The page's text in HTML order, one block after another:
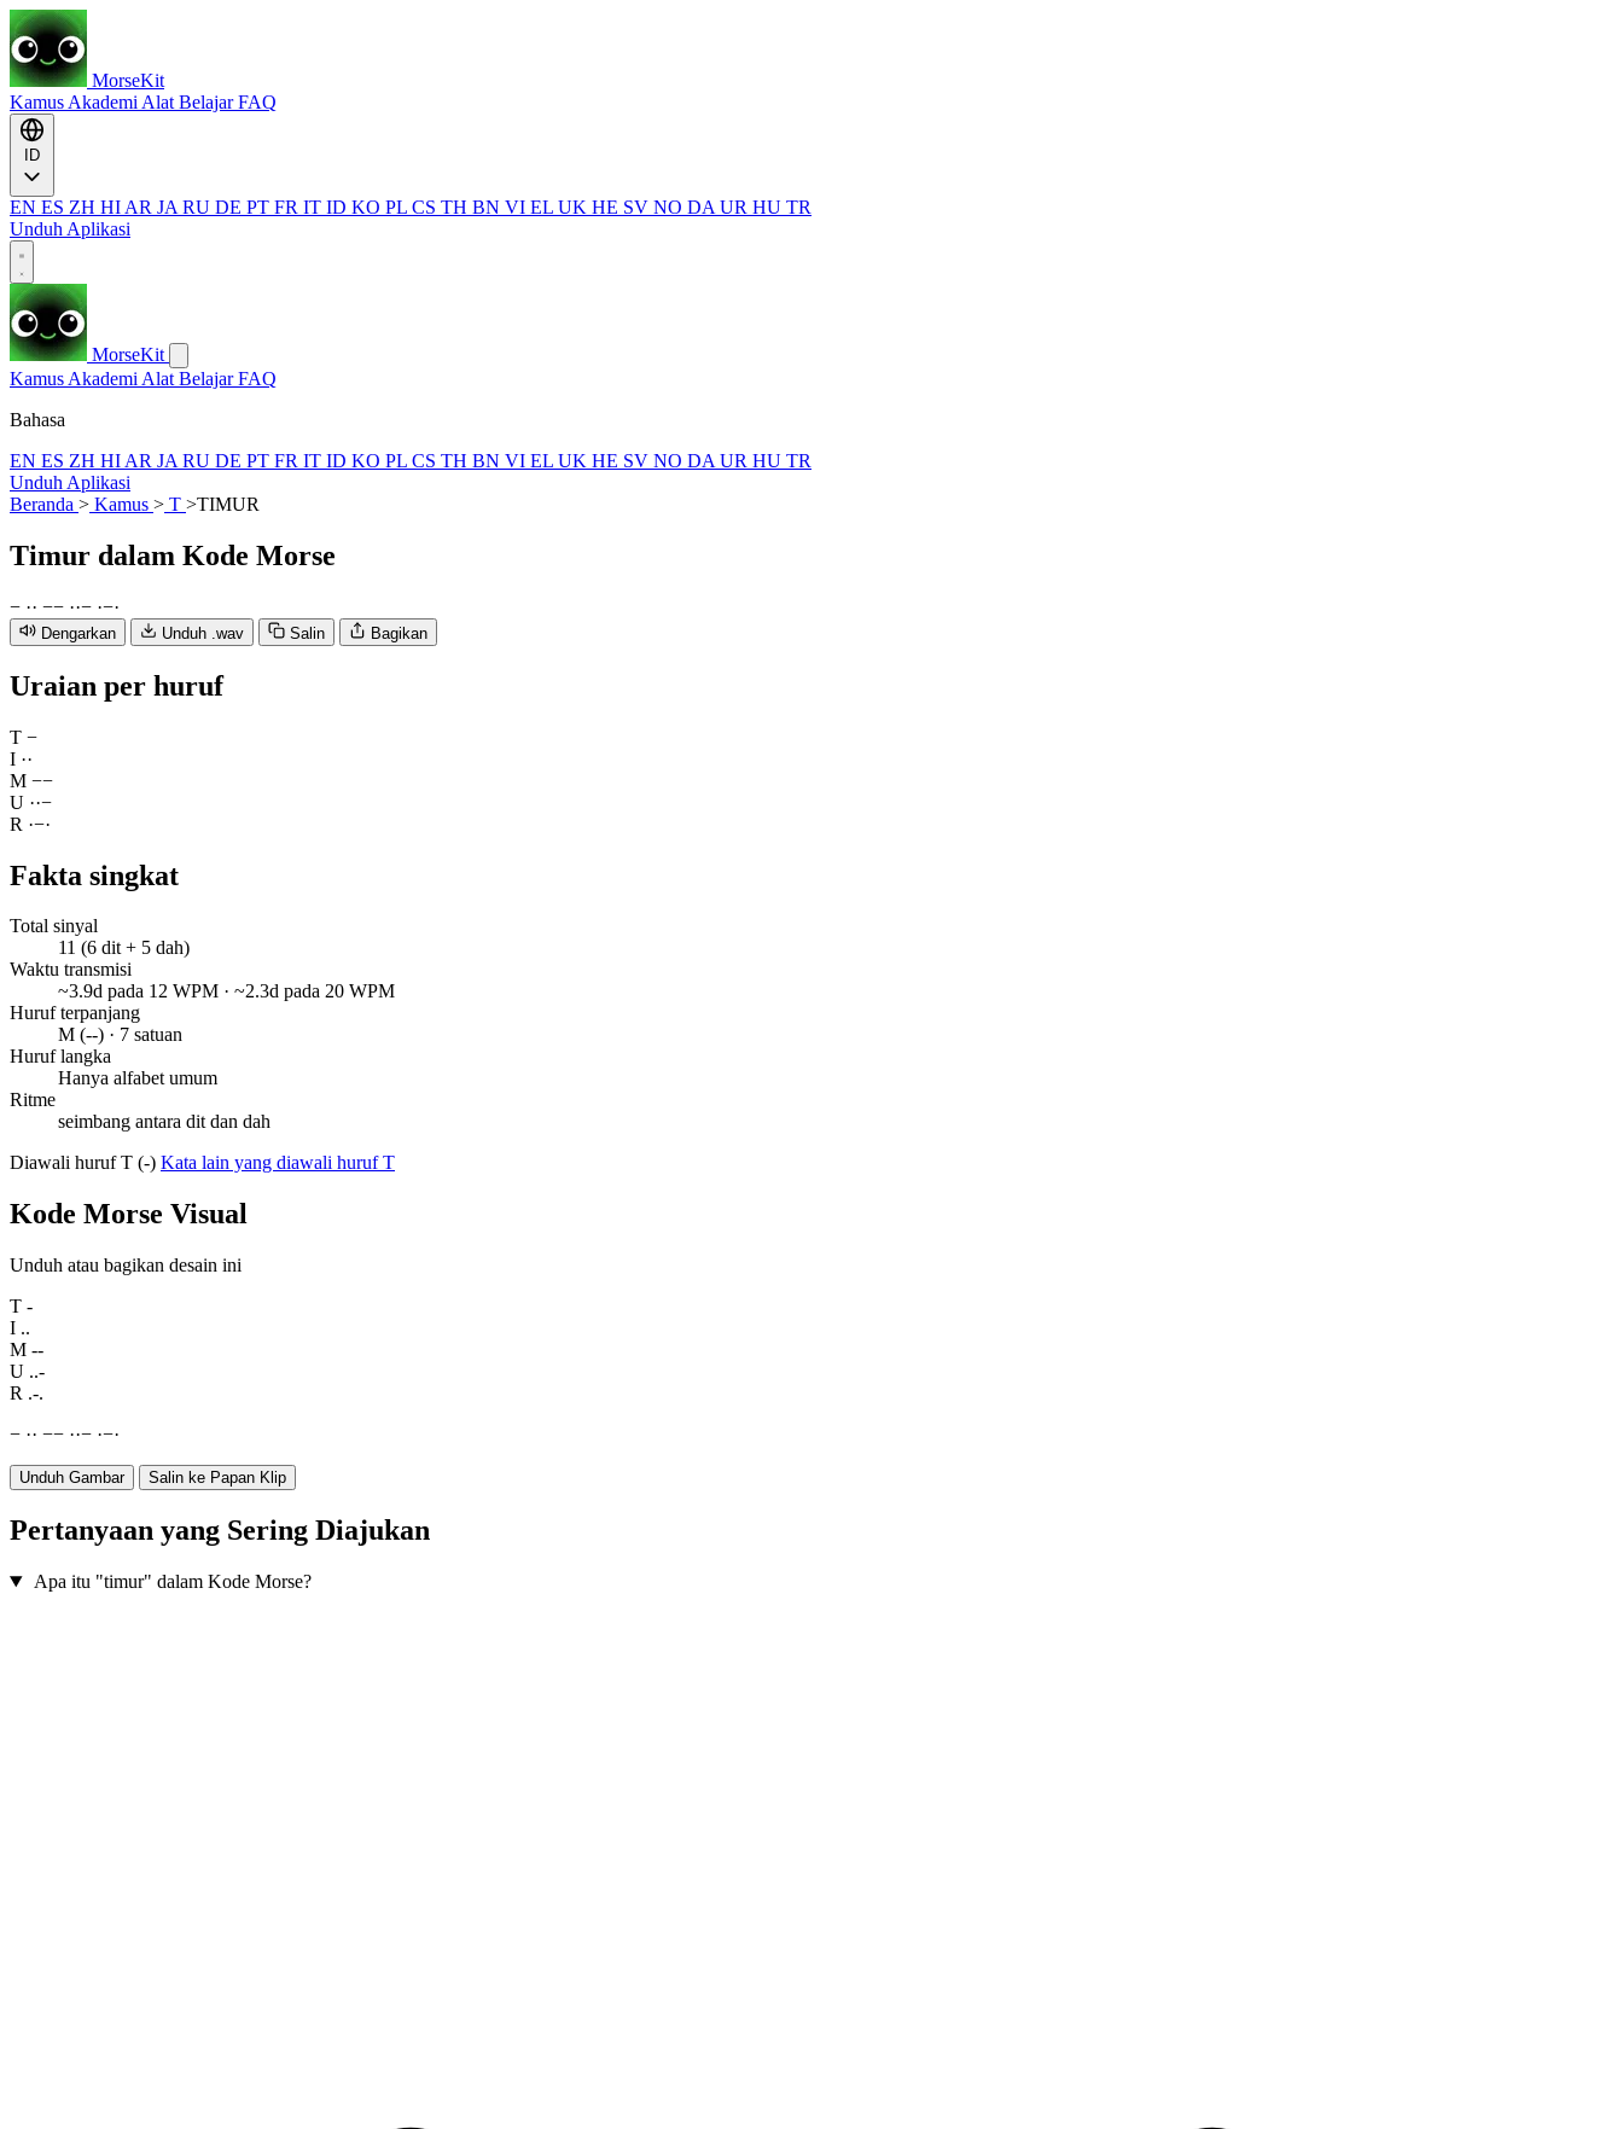
MorseKit
Kamus Akademi Alat BelajarFAQ
EN ES ZH HI AR JA RU DE PT FR IT ID KO PL CS TH BN VI EL UK HE SV NO DA UR HU TR
Unduh Aplikasi
MorseKit
Kamus Akademi Alat BelajarFAQ
Bahasa
EN ES ZH HI AR JA RU DE PT FR IT ID KO PL CS TH BN VI EL UK HE SV NO DA UR HU TR
Unduh Aplikasi
Beranda > Kamus > T >TIMUR
Timur dalam Kode Morse
− ·· −− ··− ·−·
Dengarkan Unduh .wav Salin Bagikan
Uraian per huruf
T −
I ··
M −−
U ··−
R ·−·
Fakta singkat
Total sinyal
11 (6 dit + 5 dah)
Waktu transmisi
~3.9d pada 12 WPM · ~2.3d pada 20 WPM
Huruf terpanjang
M (--) · 7 satuan
Huruf langka
Hanya alfabet umum
Ritme
seimbang antara dit dan dah
Diawali huruf T (-) Kata lain yang diawali huruf T
Kode Morse Visual
Unduh atau bagikan desain ini
T -
I ..
M --
U ..-
R .-.
− ·· −− ··− ·−·
Unduh Gambar Salin ke Papan Klip
Pertanyaan yang Sering Diajukan
Apa itu "timur" dalam Kode Morse?